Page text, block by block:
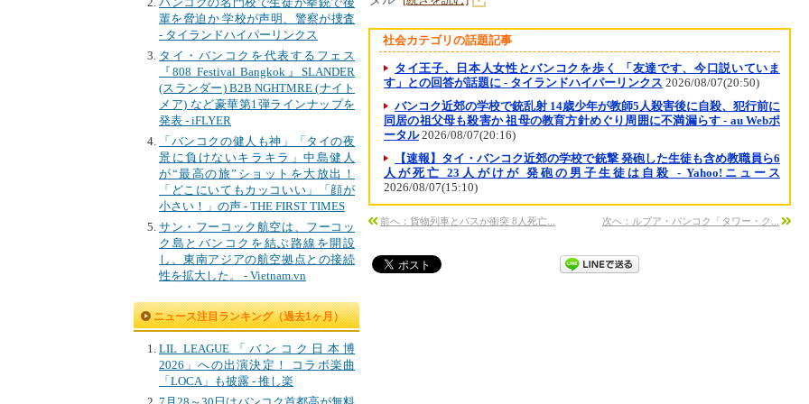
輩を脅迫か 学校が声明、警察が捜査
- タイランドハイパーリンクス
タイ・バンコクを代表するフェス
『808 Festival Bangkok』SLANDER
(スランダー) B2B NGHTMRE (ナイト
メア) など豪華第1弾ラインナップを
発表 - iFLYER
「バンコクの健人も神」「タイの夜
景に負けないキラキラ」中島健人
が“最高の旅”ショットを大放出！
「どこにいてもカッコいい」「顔が
小さい！」の声 - THE FIRST TIMES
サン・フーコック航空は、フーコッ
ク島とバンコクを結ぶ路線を開設
し、東南アジアの航空拠点との接続
性を拡大した。 - Vietnam.vn
ニュース注目ランキング（過去1ヶ月）
LIL LEAGUE「バンコク日本博
2026」への出演決定！ コラボ楽曲
「LOCA」も披露 - 推し楽
社会カテゴリの話題記事
タイ王子、日本人女性とバンコクを歩く 「友達です、今口説いていま
す」との回答が話題に - タイランドハイパーリンクス 2026/08/07(20:50)
バンコク近郊の学校で銃乱射 14歳少年が教師5人殺害後に自殺、犯行前に
同居の祖父母も殺害か 祖母の教育方針めぐり周囲に不満漏らす - au Webポ
ータル2026/08/07(20:16)
【速報】タイ・バンコク近郊の学校で銃撃 発砲した生徒も含め教職員ら6
人が死亡 23人がけが 発砲の男子生徒は自殺 - Yahoo!ニュース
2026/08/07(15:10)
前へ：貨物列車とバスが衝突 8人死亡... 次へ：ルブア・バンコク「タワー・ク...